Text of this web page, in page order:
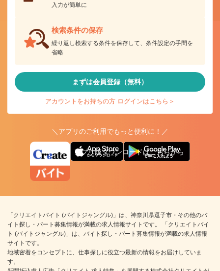
入力が簡単に
検索条件の保存
繰り返し検索する条件を保存して、条件設定の手間を
省略
まずは会員登録（無料）
アカウントをお持ちの方 ログインはこちら＞
＼アプリのご利用でもっと便利に！／
アプリ版ダウンロードはこちらから
「クリエイトバイト (バイトジャングル)」は、神奈川県逗子市・その他のバ
イト探し・パート募集情報が満載の求人情報サイトです。 「クリエイトバイ
ト (バイトジャングル)」は、バイト探し・パート募集情報が満載の求人情報
サイトです。
地域密着をコンセプトに、仕事探しに役立つ最新の情報をお届けしていま
す。